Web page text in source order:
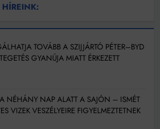
HÍREINK:
TOVÁBB A SZIJJÁRTÓ PÉTER–BYD
GYANÚJA MIATT ÉRKEZETT
NÉHÁNY NAP ALATT A SAJÓN – ISMÉT
VIZEK VESZÉLYEIRE FIGYELMEZTETNEK